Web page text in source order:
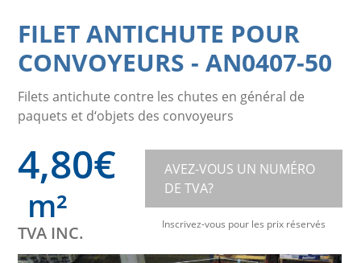
FILET ANTICHUTE POUR
CONVOYEURS -AN0407-50
Filets antichute contre les chutes en général de
paquets et d‘objets des convoyeurs
4,80€
m²
TVA INC.
AVEZ-VOUS UN NUMÉRO
DE TVA?
Inscrivez-vous pour les prix réservés